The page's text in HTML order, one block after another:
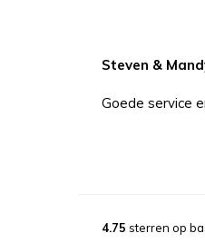
Steven &
Goede service
4.75 sterren op